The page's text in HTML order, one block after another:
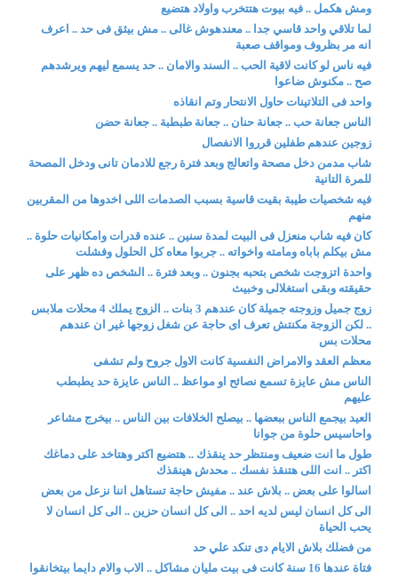
ومش هكمل .. فيه بيوت هتتخرب واولاد هتضيع
لما تلاقي واحد قاسي جدا .. معندهوش غالى .. مش بيثق فى حد .. اعرف
انه مر بظروف ومواقف صعبة
فيه ناس لو كانت لاقية الحب .. السند والامان .. حد يسمع ليهم ويرشدهم
صح .. مكنوش ضاعوا
واحد فى التلاتينات حاول الانتحار وتم انقاذه
الناس جعانة حب .. جعانة حنان .. جعانة طبطبة .. جعانة حضن
زوجين عندهم طفلين قرروا الانفصال
شاب مدمن دخل مصحة واتعالج وبعد فترة رجع للادمان تانى ودخل المصحة
للمرة التانية
فيه شخصيات طيبة بقيت قاسية بسبب الصدمات اللى اخدوها من المقربين
منهم
كان فيه شاب منعزل فى البيت لمدة سنين .. عنده قدرات وامكانيات حلوة ..
مش بيكلم باباه ومامته واخواته .. جربوا معاه كل الحلول وفشلت
واحدة اتزوجت شخص بتحبه بجنون .. وبعد فترة .. الشخص ده ظهر على
حقيقته وبقى استغلالى وخبيث
زوج جميل وزوجته جميلة كان عندهم 3 بنات .. الزوج يملك 4 محلات ملابس
.. لكن الزوجة مكنتش تعرف اى حاجة عن شغل زوجها غير ان عندهم
محلات بس
معظم العقد والامراض النفسية كانت الاول جروح ولم تشفى
الناس مش عايزة تسمع نصائح او مواعظ .. الناس عايزة حد يطبطب
عليهم
العيد بيجمع الناس ببعضها .. بيصلح الخلافات بين الناس .. بيخرج مشاعر
واحاسيس حلوة من جوانا
طول ما انت ضعيف ومنتظر حد ينقذك .. هتضيع اكتر وهتاخد على دماغك
اكتر .. انت اللى هتنقذ نفسك .. محدش هينقذك
اسالوا على بعض .. بلاش عند .. مفيش حاجة تستاهل اننا نزعل من بعض
الى كل انسان ليس لديه احد .. الى كل انسان حزين .. الى كل انسان لا
يحب الحياة
من فضلك بلاش الايام دى تنكد علي حد
فتاة عندها 16 سنة كانت فى بيت مليان مشاكل .. الاب والام دايما بيتخانقوا